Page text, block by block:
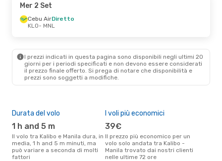
Mer 2 Set
Cebu AirDiretto
KLO- MNL
I prezzi indicati in questa pagina sono disponibili negli ultimi 20
giorni per i periodi specificati e non devono essere considerati
il ​​prezzo finale offerto. Si prega di notare che disponibilità e
prezzi sono soggetti a modifiche.
Durata del volo
1 h and 5 m
Il volo tra Kalibo e Manila dura, in
media, 1 h and 5 m minuti, ma
può variare a seconda di molti
fattori
I voli più economici
39€
Il prezzo più economico per un
volo solo andata tra Kalibo -
Manila trovato dai nostri clienti
nelle ultime 72 ore